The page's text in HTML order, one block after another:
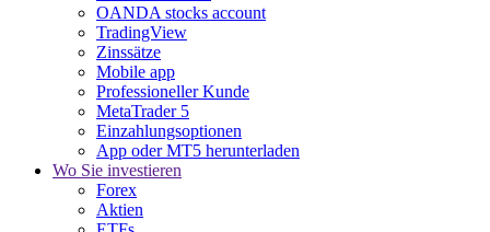
OANDA stocks account
TradingView
Zinssätze
Mobile app
Professioneller Kunde
MetaTrader 5
Einzahlungsoptionen
App oder MT5 herunterladen
Wo Sie investieren
Forex
Aktien